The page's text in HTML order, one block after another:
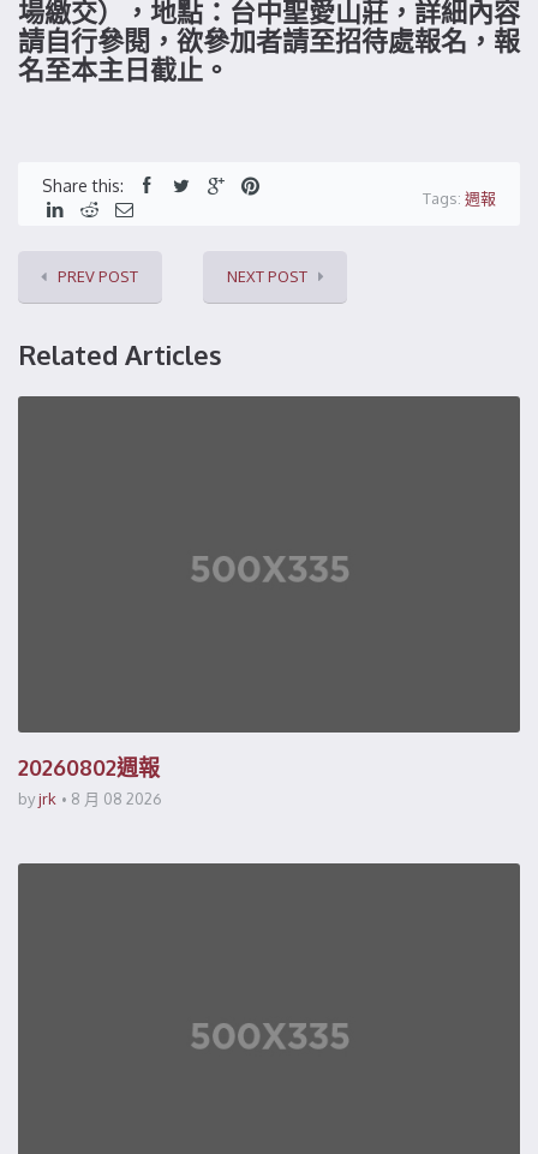
場繳交），地點：台中聖愛山莊，詳細內容
請自行參閱，欲參加者請至招待處報名，報
名至本主日截止。
Share this:
Tags: 週報
PREV POST NEXT POST
Related Articles
20260802週報
byjrk 8 月 08 2026